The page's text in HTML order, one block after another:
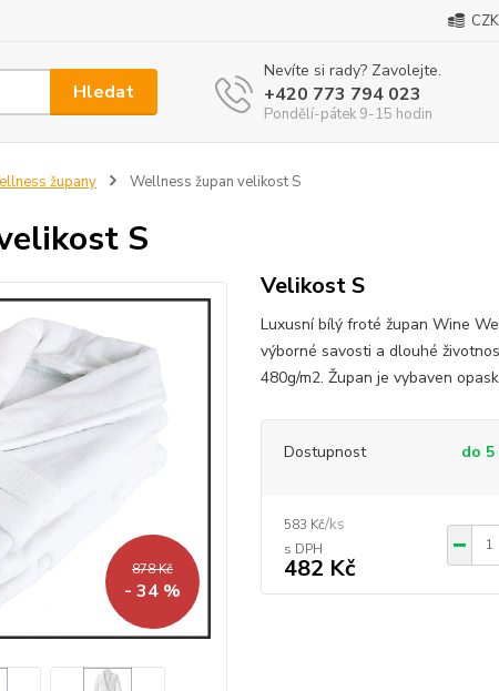
Hledat
Nevíte si rady? Zavolejte.
+420 773 794 023
Pondělí-pátek 9-15 hodin
župany Wellness župan velikost S
S
878 Kč
- 34 %
Velikost S
Luxusní bílý froté župan Wine
výborné savosti a dlouhé
480g/m2. Župan je vybaven
Dostupnost do
583 Kč/ks
482 Kč